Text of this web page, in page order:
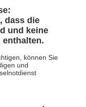
dass die
und keine
enthalten.
können Sie
und